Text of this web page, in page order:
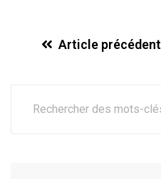
Article précédent